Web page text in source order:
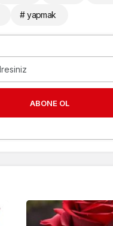
# yapmak
ABONE OL